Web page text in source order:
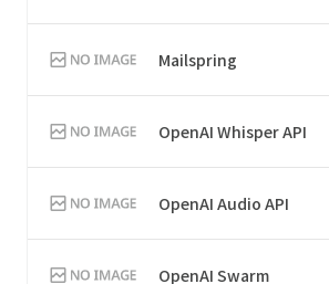
Mailspring
OpenAI Whisper API
OpenAI Audio API
OpenAI Swarm